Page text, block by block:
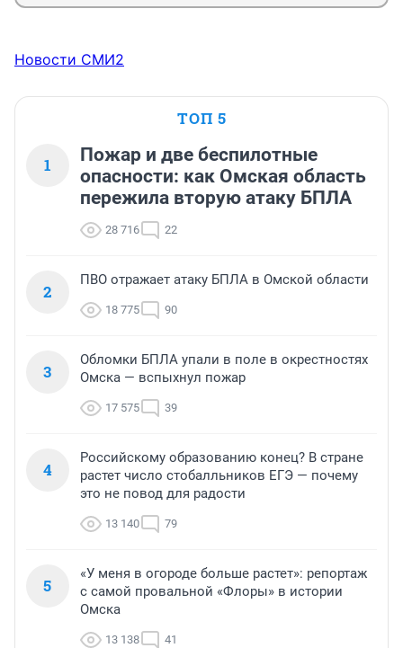
Новости СМИ2
ТОП 5
1
Пожар и две беспилотные
опасности: как Омская область
пережила вторую атаку БПЛА
28 716 22
2
ПВО отражает атаку БПЛА в Омской области
18 775 90
3
Обломки БПЛА упали в поле в окрестностях
Омска — вспыхнул пожар
17 575 39
4
Российскому образованию конец? В стране
растет число стобалльников ЕГЭ — почему
это не повод для радости
13 140 79
5
«У меня в огороде больше растет»: репортаж
с самой провальной «Флоры» в истории
Омска
13 138 41